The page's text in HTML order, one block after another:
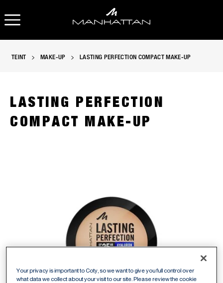
OPEN NAVIGATION
TEINT MAKE-UP LASTING PERFECTION COMPACT MAKE-UP
LASTING PERFECTION
COMPACT MAKE-UP
Your privacy is important to Coty, so we want to give you full control over
what data we collect about your visit to our site. Please review the cookie